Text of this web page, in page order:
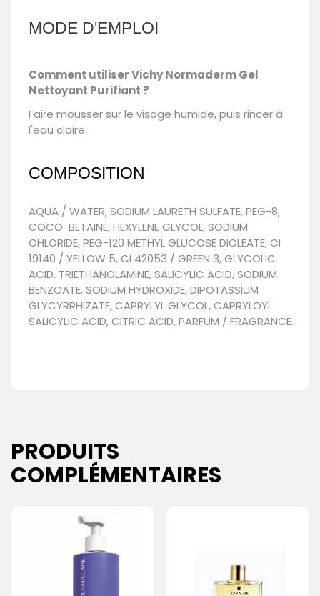
MODE D'EMPLOI
Comment utiliser Vichy Normaderm Gel
Nettoyant Purifiant ?
Faire mousser sur le visage humide, puis rincer à
l'eau claire.
COMPOSITION
AQUA / WATER, SODIUM LAURETH SULFATE, PEG-8,
COCO-BETAINE, HEXYLENE GLYCOL, SODIUM
CHLORIDE, PEG-120 METHYL GLUCOSE DIOLEATE, CI
19140 / YELLOW 5, CI 42053 / GREEN 3, GLYCOLIC
ACID, TRIETHANOLAMINE, SALICYLIC ACID, SODIUM
BENZOATE, SODIUM HYDROXIDE, DIPOTASSIUM
GLYCYRRHIZATE, CAPRYLYL GLYCOL, CAPRYLOYL
SALICYLIC ACID, CITRIC ACID, PARFUM / FRAGRANCE.
PRODUITS
COMPLÉMENTAIRES